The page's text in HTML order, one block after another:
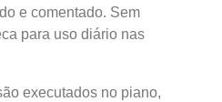
e comentado. Sem
para uso diário nas
executados no piano,